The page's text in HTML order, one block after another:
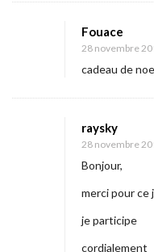
Fouace
28 novembre
cadeau de
raysky
28 novembre
Bonjour,
merci pour ce
je participe
cordialement